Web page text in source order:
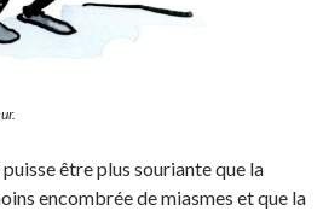
être plus souriante que la
encombrée de miasmes et que la